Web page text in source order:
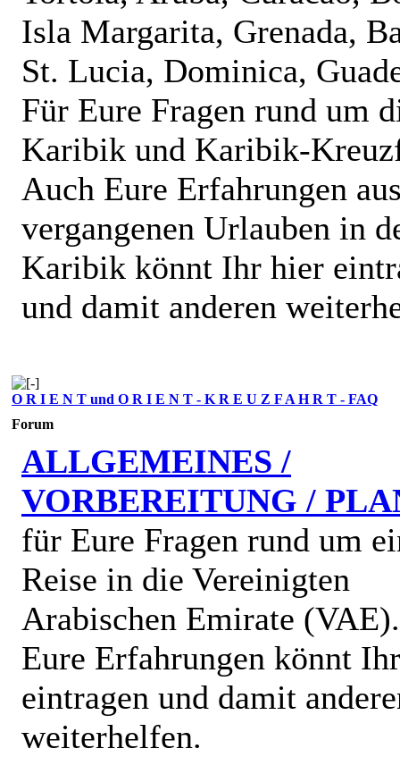
Isla Margarita, Grenada,
St. Lucia, Dominica,
Für Eure Fragen rund um
Karibik und Karibik-
Auch Eure Erfahrungen
vergangenen Urlauben in
Karibik könnt Ihr hier
und damit anderen
O R I E N T und O R I E N T - K R E U Z F A H R T - FAQ
Forum
ALLGEMEINES /
VORBEREITUNG /
für Eure Fragen rund um
Reise in die Vereinigten
Arabischen Emirate
Eure Erfahrungen könnt
eintragen und damit
weiterhelfen.